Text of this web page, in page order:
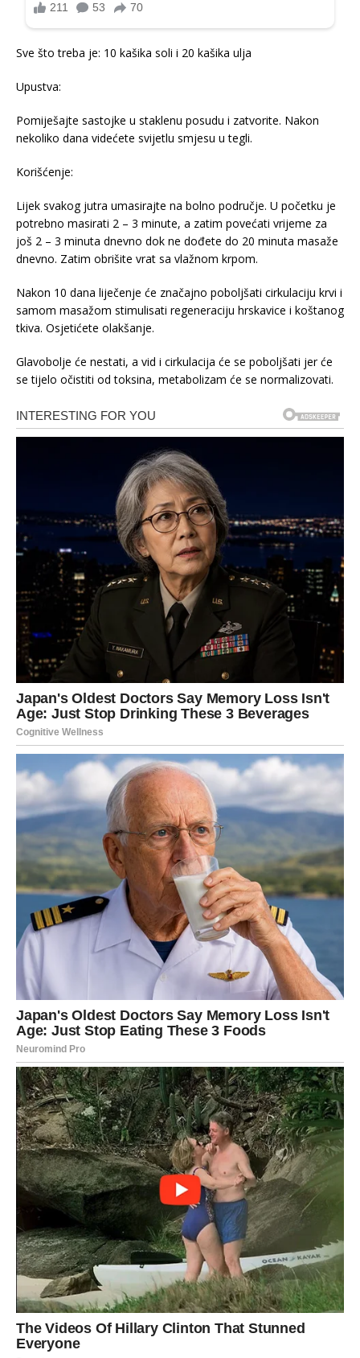
Sve što treba je: 10 kašika soli i 20 kašika ulja
Upustva:
Pomiješajte sastojke u staklenu posudu i zatvorite. Nakon
nekoliko dana videćete svijetlu smjesu u tegli.
Korišćenje:
Lijek svakog jutra umasirajte na bolno područje. U početku je
potrebno masirati 2 – 3 minute, a zatim povećati vrijeme za
još 2 – 3 minuta dnevno dok ne dođete do 20 minuta masaže
dnevno. Zatim obrišite vrat sa vlažnom krpom.
Nakon 10 dana liječenje će značajno poboljšati cirkulaciju krvi i
samom masažom stimulisati regeneraciju hrskavice i koštanog
tkiva. Osjetićete olakšanje.
Glavobolje će nestati, a vid i cirkulacija će se poboljšati jer će
se tijelo očistiti od toksina, metabolizam će se normalizovati.